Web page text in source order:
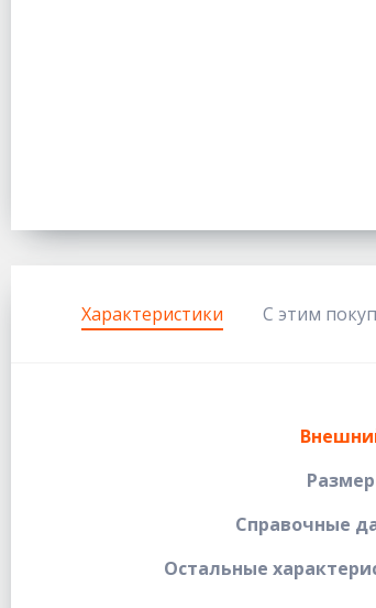
Характеристики С этим
Справочные
Остальные